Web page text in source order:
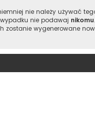
nie należy używać
nie podawaj nikomu
wygenerowane